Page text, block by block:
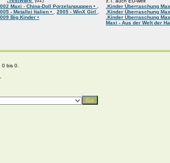
Maxi - China-Doll Porzelanpuppen •
- Metallei Italien •
2005 - WinX Girl
Big Kinder •
.Kinder Überraschung
.Kinder Überraschung
.Kinder Überraschung
Maxi - Aus der Welt der
bis 0.